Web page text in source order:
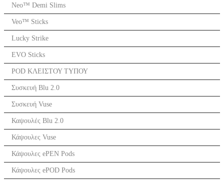
Neo™ Demi Slims
Veo™ Sticks
Lucky Strike
EVO Sticks
POD ΚΛΕΙΣΤΟΥ ΤΥΠΟΥ
Συσκευή Blu 2.0
Συσκευή Vuse
Καψουλές Blu 2.0
Κάψουλες Vuse
Κάψουλες ePEN Pods
Κάψουλες ePOD Pods